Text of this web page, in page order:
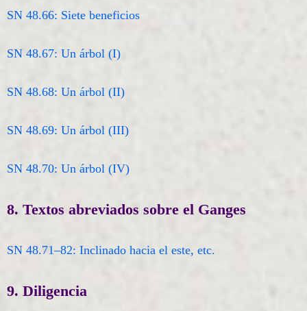
SN 48.66: Siete beneficios
SN 48.67: Un árbol (I)
SN 48.68: Un árbol (II)
SN 48.69: Un árbol (III)
SN 48.70: Un árbol (IV)
8. Textos abreviados sobre el Ganges
SN 48.71–82: Inclinado hacia el este, etc.
9. Diligencia